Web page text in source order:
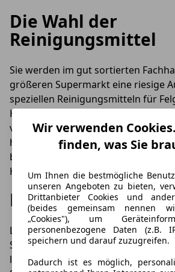
Die Wahl der
Reinigungsmittel
Sie werden im gut sortierten
größeren Supermarkt eine riesige
speziellen Reinigungsmitteln für
Hersteller versprechen nicht nur
verlangen auch viel Geld für ihre
hohe Ausgaben lassen sich oft auch
besten Reinigungsutensilien finden
Haushalt und diese kosten nur
Hausmittel für die
Lackierte Felgen lassen sich ganz
Spülmittel und Wasser reinigen.
lauwarme Seifenlauge an und
Wir verwenden
finden, was Sie
Um Ihnen die bestmögliche
unseren Angeboten zu bieten,
Drittanbieter Cookies und
(beides gemeinsam nennen
„Cookies"), um
personenbezogene Daten (z.B.
speichern und darauf zuzugreifen.
Dadurch ist es möglich,